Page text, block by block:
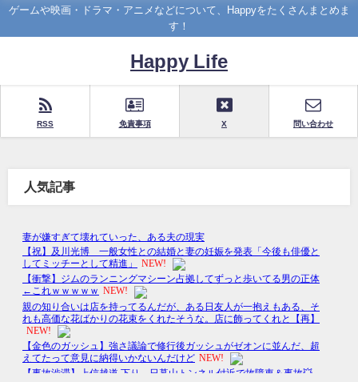
ゲームや映画・ドラマ・アニメなどについて、Happyをたくさんまとめま
す！
Happy Life
RSS 免責事項 X 問い合わせ
人気記事